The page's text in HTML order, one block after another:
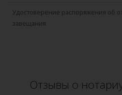
Удостоверение распоряжения об
завещания
Отзывы о